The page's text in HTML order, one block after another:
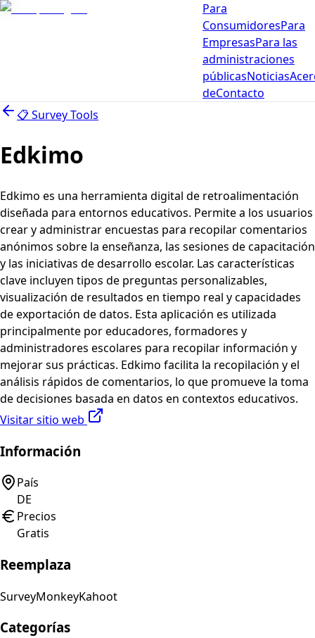
Para
ConsumidoresPara
EmpresasPara las
administraciones
públicasNoticias
deContacto
📋Survey Tools
Edkimo
Edkimo es una herramienta digital de retroalimentación
diseñada para entornos educativos. Permite a los usuarios
crear y administrar encuestas para recopilar comentarios
anónimos sobre la enseñanza, las sesiones de capacitación
y las iniciativas de desarrollo escolar. Las características
clave incluyen tipos de preguntas personalizables,
visualización de resultados en tiempo real y capacidades
de exportación de datos. Esta aplicación es utilizada
principalmente por educadores, formadores y
administradores escolares para recopilar información y
mejorar sus prácticas. Edkimo facilita la recopilación y el
análisis rápidos de comentarios, lo que promueve la toma
de decisiones basada en datos en contextos educativos.
Visitar sitio web
Información
País
DE
Precios
Gratis
Reemplaza
SurveyMonkeyKahoot
Categorías